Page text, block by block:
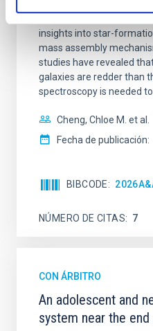
insights into star-
mass assembly
studies have revealed
galaxies are redder than
spectroscopy is needed
Cheng, Chloe M. et al.
Fecha de publicación:
BIBCODE
NÚMERO DE CITAS 7
CON ÁRBITRO
An adolescent and
system near the